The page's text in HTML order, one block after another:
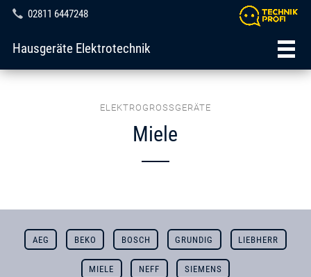
02811 6447248
Hausgeräte Elektrotechnik
ELEKTROGROSSGERÄTE
Miele
AEG BEKO BOSCH GRUNDIG LIEBHERR
MIELE NEFF SIEMENS